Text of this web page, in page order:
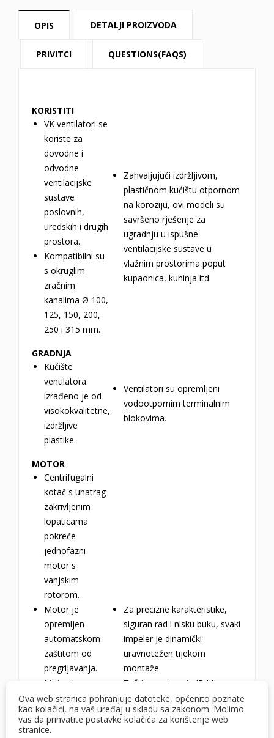
OPIS DETALJI PROIZVODA
PRIVITCI QUESTIONS(FAQS)
KORISTITI
VK ventilatori se
koriste za
dovodne i
odvodne
ventilacijske
sustave
poslovnih,
uredskih i drugih
prostora.
Kompatibilni su
s okruglim
zračnim
kanalima Ø 100,
125, 150, 200,
250 i 315 mm.
Zahvaljujući izdržljivom,
plastičnom kućištu otpornom
na koroziju, ovi modeli su
savršeno rješenje za
ugradnju u ispušne
ventilacijske sustave u
vlažnim prostorima poput
kupaonica, kuhinja itd.
GRADNJA
Kućište
ventilatora
izrađeno je od
visokokvalitetne,
izdržljive
plastike.
Ventilatori su opremljeni
vodootpornim terminalnim
blokovima.
MOTOR
Centrifugalni
kotač s unatrag
zakrivljenim
lopaticama
pokreće
jednofazni
motor s
vanjskim
rotorom.
Motor je
opremljen
automatskom
zaštitom od
pregrijavanja.
Motor je
opremljen
kugličnim
ležajevima za
Za precizne karakteristike,
siguran rad i nisku buku, svaki
impeler je dinamički
uravnotežen tijekom
montaže.
Zaštita motora je IP44.
Ova web stranica pohranjuje datoteke, općenito poznate
kao kolačići, na vaš uređaj u skladu sa zakonom. Molimo
vas da prihvatite postavke kolačića za korištenje web
stranice.